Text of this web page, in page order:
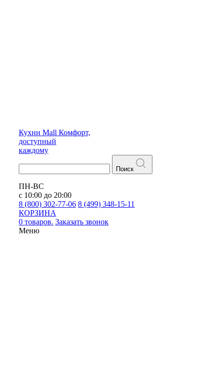
Кухни Mall Комфорт,
доступный
каждому
Поиск
ПН-ВС
с 10:00 до 20:00
8 (800) 302-77-06 8 (499) 348-15-11
КОРЗИНА
0 товаров. Заказать звонок
Меню